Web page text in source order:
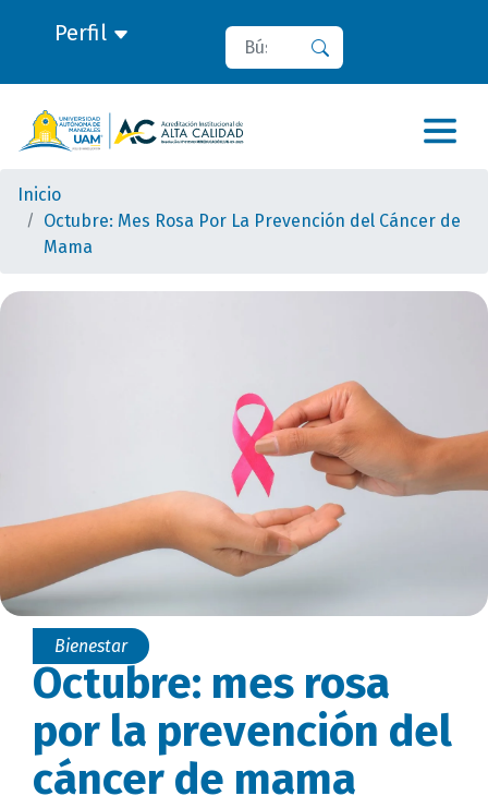
Perfil Buscar
Inicio
Octubre: Mes Rosa Por La Prevención del Cáncer de
Mama
Bienestar
Octubre: mes rosa
por la prevención del
cáncer de mama